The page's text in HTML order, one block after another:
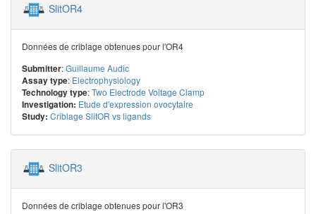
SlitOR4
Données de criblage obtenues pour l'OR4
Submitter:Guillaume Audic
Assay type: Electrophysiology
Technology type:Two Electrode Voltage Clamp
Investigation: Etude d'expression ovocytaire
Study: Criblage SlitOR vs ligands
SlitOR3
Données de criblage obtenues pour l'OR3